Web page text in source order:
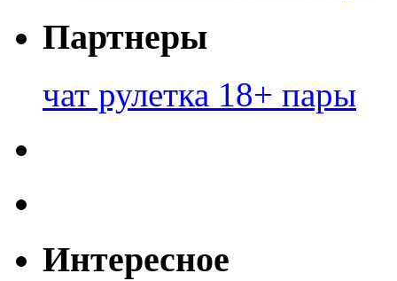
Партнеры
чат рулетка 18+ пары
Интересное